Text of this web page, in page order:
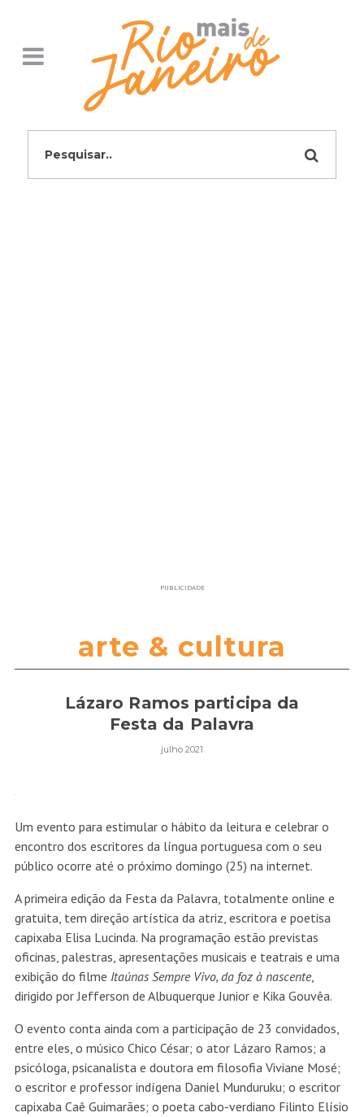
PUBLICIDADE
arte & cultura
Lázaro Ramos participa da
Festa da Palavra
julho 2021
Um evento para estimular o hábito da leitura e celebrar o
encontro dos escritores da língua portuguesa com o seu
público ocorre até o próximo domingo (25) na internet.
A primeira edição da Festa da Palavra, totalmente online e
gratuita, tem direção artística da atriz, escritora e poetisa
capixaba Elisa Lucinda. Na programação estão previstas
oficinas, palestras, apresentações musicais e teatrais e uma
exibição do filme Itaúnas Sempre Vivo, da foz à nascente,
dirigido por Jefferson de Albuquerque Junior e Kika Gouvêa.
O evento conta ainda com a participação de 23 convidados,
entre eles, o músico Chico César; o ator Lázaro Ramos; a
psicóloga, psicanalista e doutora em filosofia Viviane Mosé;
o escritor e professor indígena Daniel Munduruku; o escritor
capixaba Caê Guimarães; o poeta cabo-verdiano Filinto Elísio